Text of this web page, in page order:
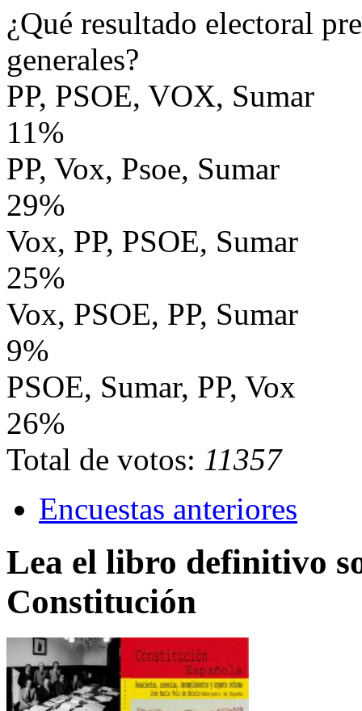
¿Qué resultado electoral
generales?
PP, PSOE, VOX, Sumar
11%
PP, Vox, Psoe, Sumar
29%
Vox, PP, PSOE, Sumar
25%
Vox, PSOE, PP, Sumar
9%
PSOE, Sumar, PP, Vox
26%
Total de votos: 11357
Encuestas anteriores
Lea el libro definitivo
Constitución